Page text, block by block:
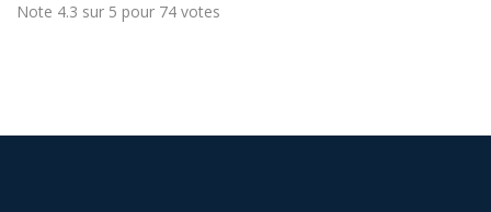
Note 4.3 sur 5 pour 74 votes